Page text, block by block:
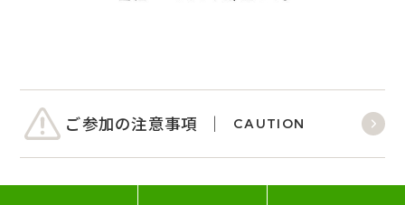
ご参加の注意事項 CAUTION